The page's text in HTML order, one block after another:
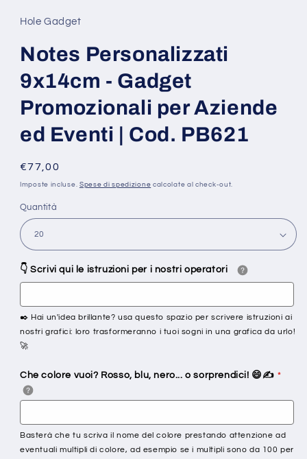
modale
Hole Gadget
Notes Personalizzati
9x14cm - Gadget
Promozionali per Aziende
ed Eventi | Cod. PB621
Prezzo
di
€77,00
Imposte incluse. Spese di spedizione calcolate al check-out.
Quantità
👇 Scrivi qui le istruzioni per i nostri operatori
✒️ Hai un'idea brillante? usa questo spazio per scrivere istruzioni ai
nostri grafici: loro trasformeranno i tuoi sogni in una grafica da urlo!
🚀
Che colore vuoi? Rosso, blu, nero... o sorprendici! 😄✍️
Basterà che tu scriva il nome del colore prestando attenzione ad
eventuali multipli di colore, ad esempio se i multipli sono da 100 per